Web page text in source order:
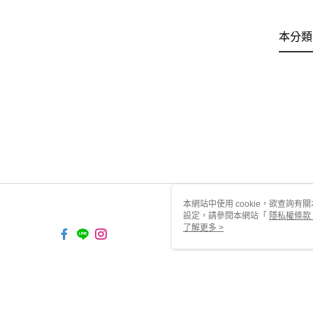
本分
本網站中使用 cookie，欲查詢有
設定，請參閱本網站「 隱私權條款
使用 cookie。
了解更多 >